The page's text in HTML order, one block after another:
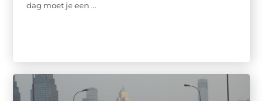
dag moet je een ...